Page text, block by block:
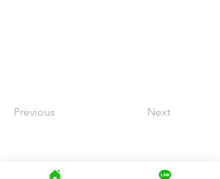
Previous Next